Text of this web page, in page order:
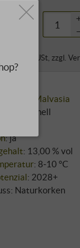
€
–
inkl. USt , zzgl.
Malvasia
: ja
: 13,00 % vol
: 8‑10 °C
: 2028+
Naturkorken